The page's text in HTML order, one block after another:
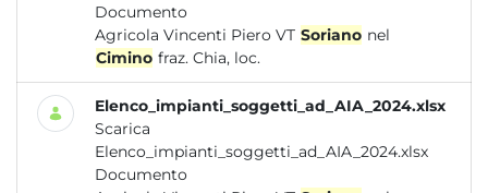
Documento
Agricola Vincenti Piero VT Soriano nel
Cimino fraz. Chia, loc.
Elenco_impianti_soggetti_ad_AIA_2024.xlsx
Scarica
Elenco_impianti_soggetti_ad_AIA_2024.xlsx
Documento